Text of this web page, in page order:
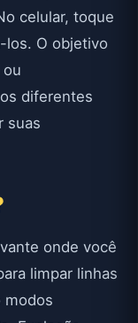
celular, toque
los. O objetivo
diferentes
suas
onde você
limpar linhas
modos